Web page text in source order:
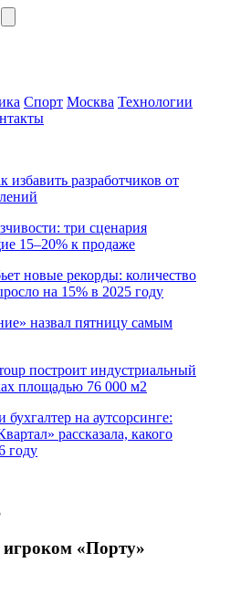
Спорт Москва Технологии
избавить разработчиков от
три сценария
15–20% к продаже
новые рекорды: количество
на 15% в 2025 году
назвал пятницу самым
построит индустриальный
площадью 76 000 м2
бухгалтер на аутсорсинге:
рассказала, какого
году
игроком «Порту»